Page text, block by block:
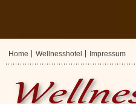
Home Wellnesshotel Impressum